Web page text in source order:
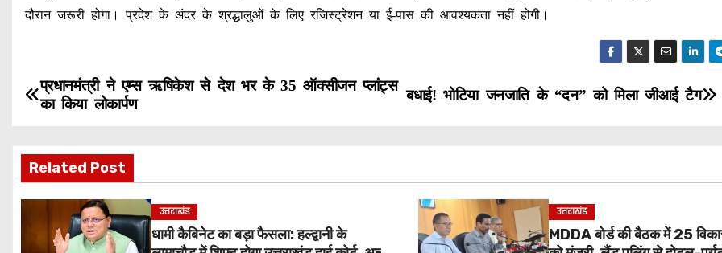
दौरान जरूरी होगा। प्रदेश के अंदर के श्रद्धालुओं के लिए रजिस्ट्रेशन या ई-पास की आवश्यकता नहीं होगी।
P
s
t
n
बधाई! भोटिया जनजाति के “दन” को मिला जीआई टैग
प्रधानमंत्री ने एम्स ऋषिकेश से देश भर के 35 ऑक्सीजन प्लांट्स
का किया लोकार्पण
Related Post
उत्तराखंड
धामी कैबिनेट का बड़ा फैसला: हल्द्वानी के
उत्तराखंड
MDDA बोर्ड की बैठक में 25